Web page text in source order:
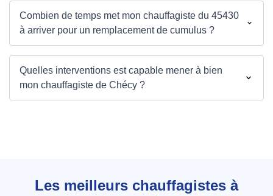
Combien de temps met mon chauffagiste du 45430
à arriver pour un remplacement de cumulus ?
Quelles interventions est capable mener à bien
mon chauffagiste de Chécy ?
Les meilleurs chauffagistes à